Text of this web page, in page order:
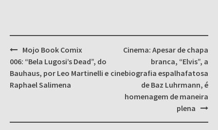
Post
navigation
Mojo Book Comix
006: “Bela Lugosi’s Dead”, do
Bauhaus, por Leo Martinelli e
Raphael Salimena
Cinema: Apesar de chapa
branca, “Elvis”, a
cinebiografia espalhafatosa
de Baz Luhrmann, é
homenagem de maneira
plena